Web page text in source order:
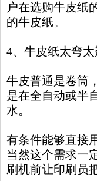
户在选购牛皮纸
的牛皮纸。
4、牛皮纸太弯太
牛皮普通是卷筒
是在全自动或半
水。
有条件能够直接
当然这个需求一
刷机前让印刷员